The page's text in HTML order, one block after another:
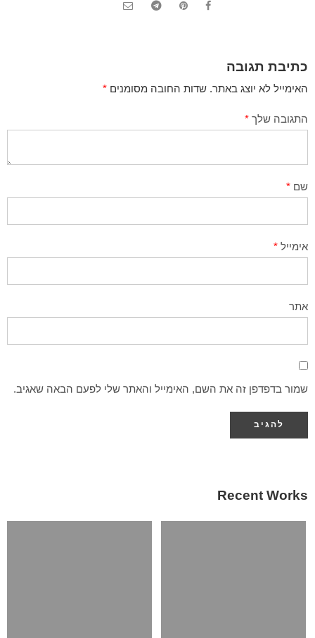
כתיבת תגובה
האימייל לא יוצג באתר. שדות החובה מסומנים *
התגובה שלך *
שם *
אימייל *
אתר
שמור בדפדפן זה את השם, האימייל והאתר שלי לפעם הבאה שאגיב.
Recent Works